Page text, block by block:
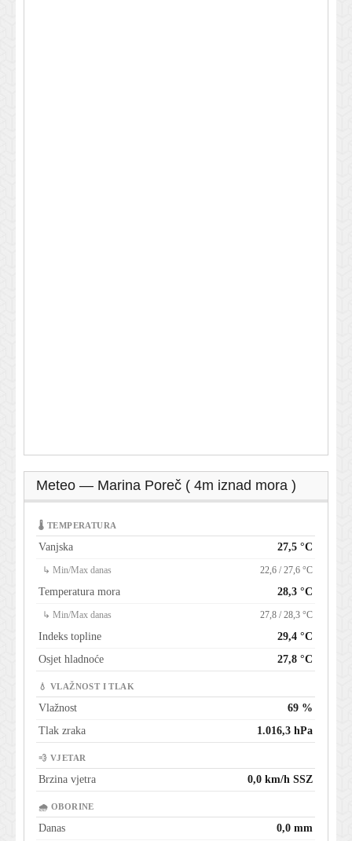
Meteo — Marina Poreč ( 4m iznad mora )
🌡 TEMPERATURA
Vanjska 27,5 °C
↳ Min/Max danas 22,6 / 27,6 °C
Temperatura mora 28,3 °C
↳ Min/Max danas 27,8 / 28,3 °C
Indeks topline
29,4 °C
Osjet hladnoće
27,8 °C
💧 VLAŽNOST I TLAK
Vlažnost
69 %
Tlak zraka
1.016,3 hPa
💨 VJETAR
Brzina vjetra 0,0 km/h SSZ
🌧 OBORINE
Danas
0,0 mm